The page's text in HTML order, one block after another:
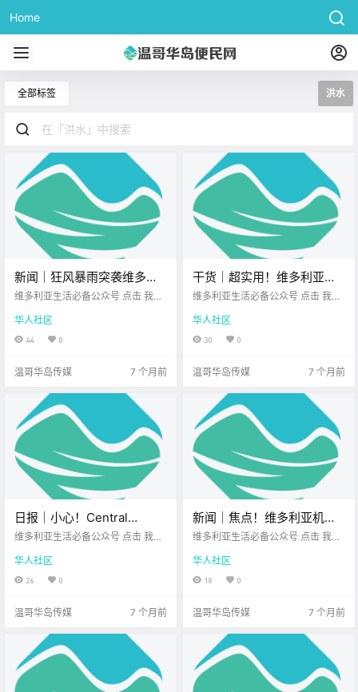
Home
全部标签 洪水
新闻｜狂风暴雨突袭维多利
亚！黄色预警启动，本周还
登陆维多利亚！
维多利亚生活必备公众号 点击 我在
想一直在你身边 大家周一好呀～
周末近在眼前 新的一周开始啦 不妨
华人社区
44 0
温哥华岛传媒 7 个月前
干货｜超实用！维多利亚圣
诞季葡萄酒选购指南，从
维多利亚生活必备公众号 点击 我在
想一直在你身边 圣诞节快到了 街上
已经亮起灯饰 商店开始摆出礼物区
华人社区
30 0
温哥华岛传媒 7 个月前
日报｜小心！Central
Saanich有三只美洲狮出没！
示已准备就绪！
维多利亚生活必备公众号 点击 我在
想一直在你身边 公元2025年12月0
8日 农历10月19日 星期一 射手座
< 今日黄历 > 维多利亚本周气象预
华人社区
26 0
温哥华岛传媒 7 个月前
新闻｜焦点！维多利亚机场
直达巴士要来了吗？Sidney
降了！
维多利亚生活必备公众号 点击 我在
想一直在你身边 大家周二好呀～
新的一周慢慢进入节奏 博主也整理
好了最新动态 来看看今天的新闻
华人社区
18 0
温哥华岛传媒 7 个月前